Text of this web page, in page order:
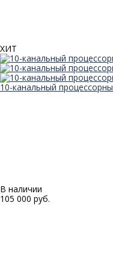
ХИТ
10-канальный
В наличии
105 000 руб.